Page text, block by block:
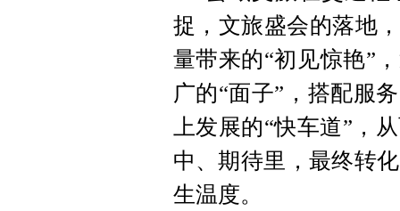
捉，文旅盛会的落地
量带来的“初见惊艳”
广的“面子”，搭配服
上发展的“快车道”，
中、期待里，最终转
生温度。